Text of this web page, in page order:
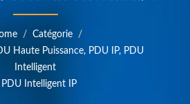
BASÉ À
DE
DE
/ Plus de 35 ans d'expérience
dans la fourniture de produits
des applications de gestion de
domaines tels que l'industrie, la
et les marchés grand
/ Catégorie
/
Haute Puissance, PDU IP, PDU
Intelligent
PDU Intelligent IP